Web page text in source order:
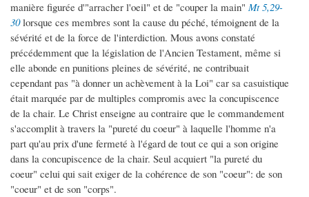
manière figurée d'"arracher l'oeil" et de "couper la main" Mt 5,29-
30lorsque ces membres sont la cause du péché, témoignent de la
sévérité et de la force de l'interdiction. Mous avons constaté
précédemment que la législation de l'Ancien Testament, même si
elle abonde en punitions pleines de sévérité, ne contribuait
cependant pas "à donner un achèvement à la Loi" car sa casuistique
était marquée par de multiples compromis avec la concupiscence
de la chair. Le Christ enseigne au contraire que le commandement
s'accomplit à travers la "pureté du coeur" à laquelle l'homme n'a
part qu'au prix d'une fermeté à l'égard de tout ce qui a son origine
dans la concupiscence de la chair. Seul acquiert "la pureté du
coeur" celui qui sait exiger de la cohérence de son "coeur": de son
"coeur" et de son "corps".